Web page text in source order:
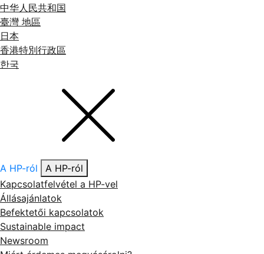
中华人民共和国
臺灣 地區
日本
香港特別行政區
한국
A HP-ról
A HP-ról
Kapcsolatfelvétel a HP-vel
Állásajánlatok
Befektetői kapcsolatok
Sustainable impact
Newsroom